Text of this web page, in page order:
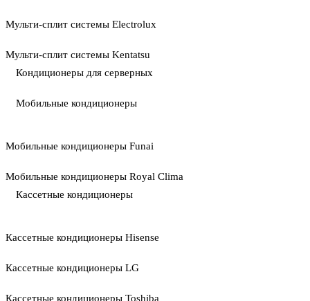
Мульти-сплит системы Electrolux
Мульти-сплит системы Kentatsu
Кондиционеры для серверных
Мобильные кондиционеры
Мобильные кондиционеры Funai
Мобильные кондиционеры Royal Clima
Кассетные кондиционеры
Кассетные кондиционеры Hisense
Кассетные кондиционеры LG
Кассетные кондиционеры Toshiba